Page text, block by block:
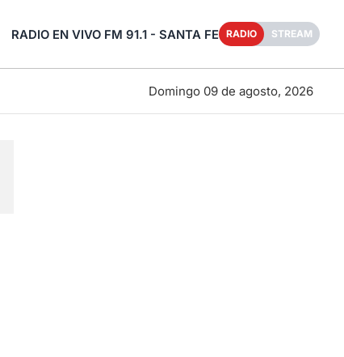
RADIO EN VIVO FM 91.1 - SANTA FE RADIO STREAM
Domingo 09 de agosto, 2026